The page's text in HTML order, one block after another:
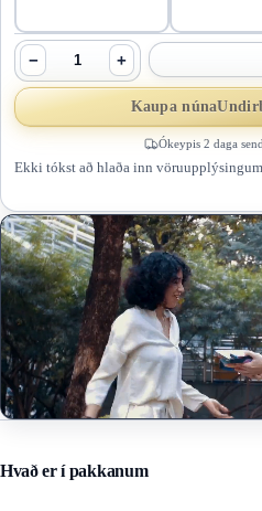
− +
Kaupa núna
Ókeypis 2 daga
Ekki tókst að hlaða inn
Hvað er í pakkanum